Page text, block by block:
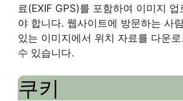
료(EXIF GPS)를 포함하여 이미지 업
야 합니다. 웹사이트에 방문하는 사
있는 이미지에서 위치 자료를 다운
수 있습니다.
쿠키